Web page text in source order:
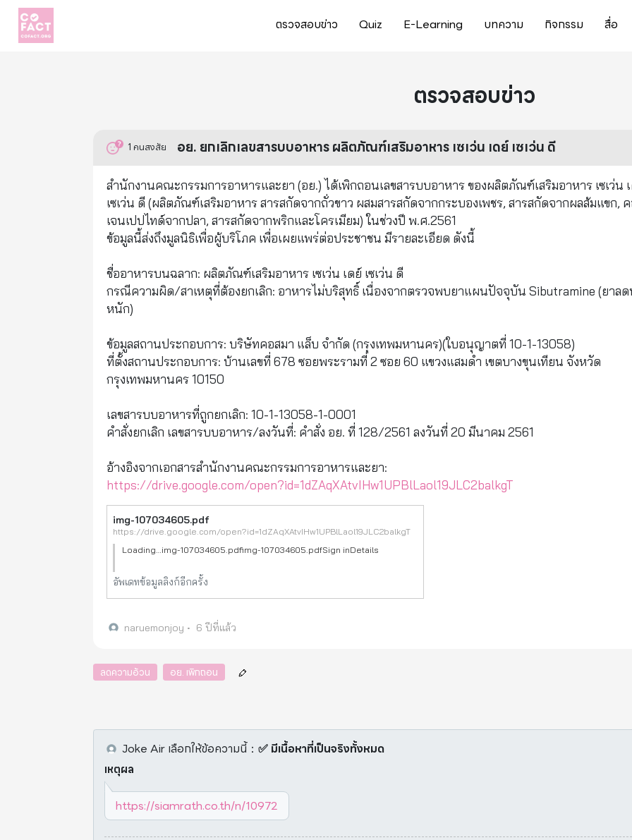
ตรวจสอบข่าว Quiz E-Learning บทความ กิจกรรม สื่อ
ตรวจสอบข่าว
1 คนสงสัย อย. ยกเลิกเลขสารบบอาหาร ผลิตภัณฑ์เสริมอาหาร เซเว่น เดย์ เซเว่น ดี
สำนักงานคณะกรรมการอาหารและยา (อย.) ได้เพิกถอนเลขสารบบอาหาร ของผลิตภัณฑ์เสริมอาหาร เซเว่น
เซเว่น ดี (ผลิตภัณฑ์เสริมอาหาร สารสกัดจากถั่วขาว ผสมสารสกัดจากกระบองเพชร, สารสกัดจากผลส้มแขก,
เจนเปปไทด์จากปลา, สารสกัดจากพริกและโครเมียม) ในช่วงปี พ.ศ.2561
ข้อมูลนี้ส่งถึงมูลนิธิเพื่อผู้บริโภค เพื่อเผยแพร่ต่อประชาชน มีรายละเอียด ดังนี้
ชื่ออาหารบนฉลาก: ผลิตภัณฑ์เสริมอาหาร เซเว่น เดย์ เซเว่น ดี
กรณีความผิด/สาเหตุที่ต้องยกเลิก: อาหารไม่บริสุทธิ์ เนื่องจากตรวจพบยาแผนปัจจุบัน Sibutramine (ยาล
หนัก)
ข้อมูลสถานประกอบการ: บริษัทคอสมา แล็บ จำกัด (กรุงเทพมหานคร)(ใบอนุญาตที่ 10-1-13058)
ที่ตั้งสถานประกอบการ: บ้านเลขที่ 678 ซอยพระรามที่ 2 ซอย 60 แขวงแสมดำ เขตบางขุนเทียน จังหวัด
กรุงเทพมหานคร 10150
เลขสารบบอาหารที่ถูกยกเลิก: 10-1-13058-1-0001
คำสั่งยกเลิก เลขสารบบอาหาร/ลงวันที่: คำสั่ง อย. ที่ 128/2561 ลงวันที่ 20 มีนาคม 2561
อ้างอิงจากเอกสารสำนักงานคณะกรรมการอาหารและยา:
https://drive.google.com/open?id=1dZAqXAtvIHw1UPBlLaol19JLC2balkgT
img-107034605.pdf
https://drive.google.com/open?id=1dZAqXAtvIHw1UPBlLaol19JLC2balkgT
Loading…img-107034605.pdfimg-107034605.pdfSign inDetails
อัพเดทข้อมูลลิงก์อีกครั้ง
naruemonjoy • 6 ปีที่แล้ว
ลดความอ้วน อย. เพิกถอน
Joke Air เลือกให้ข้อความนี้： ✅ มีเนื้อหาที่เป็นจริงทั้งหมด
เหตุผล
https://siamrath.co.th/n/10972